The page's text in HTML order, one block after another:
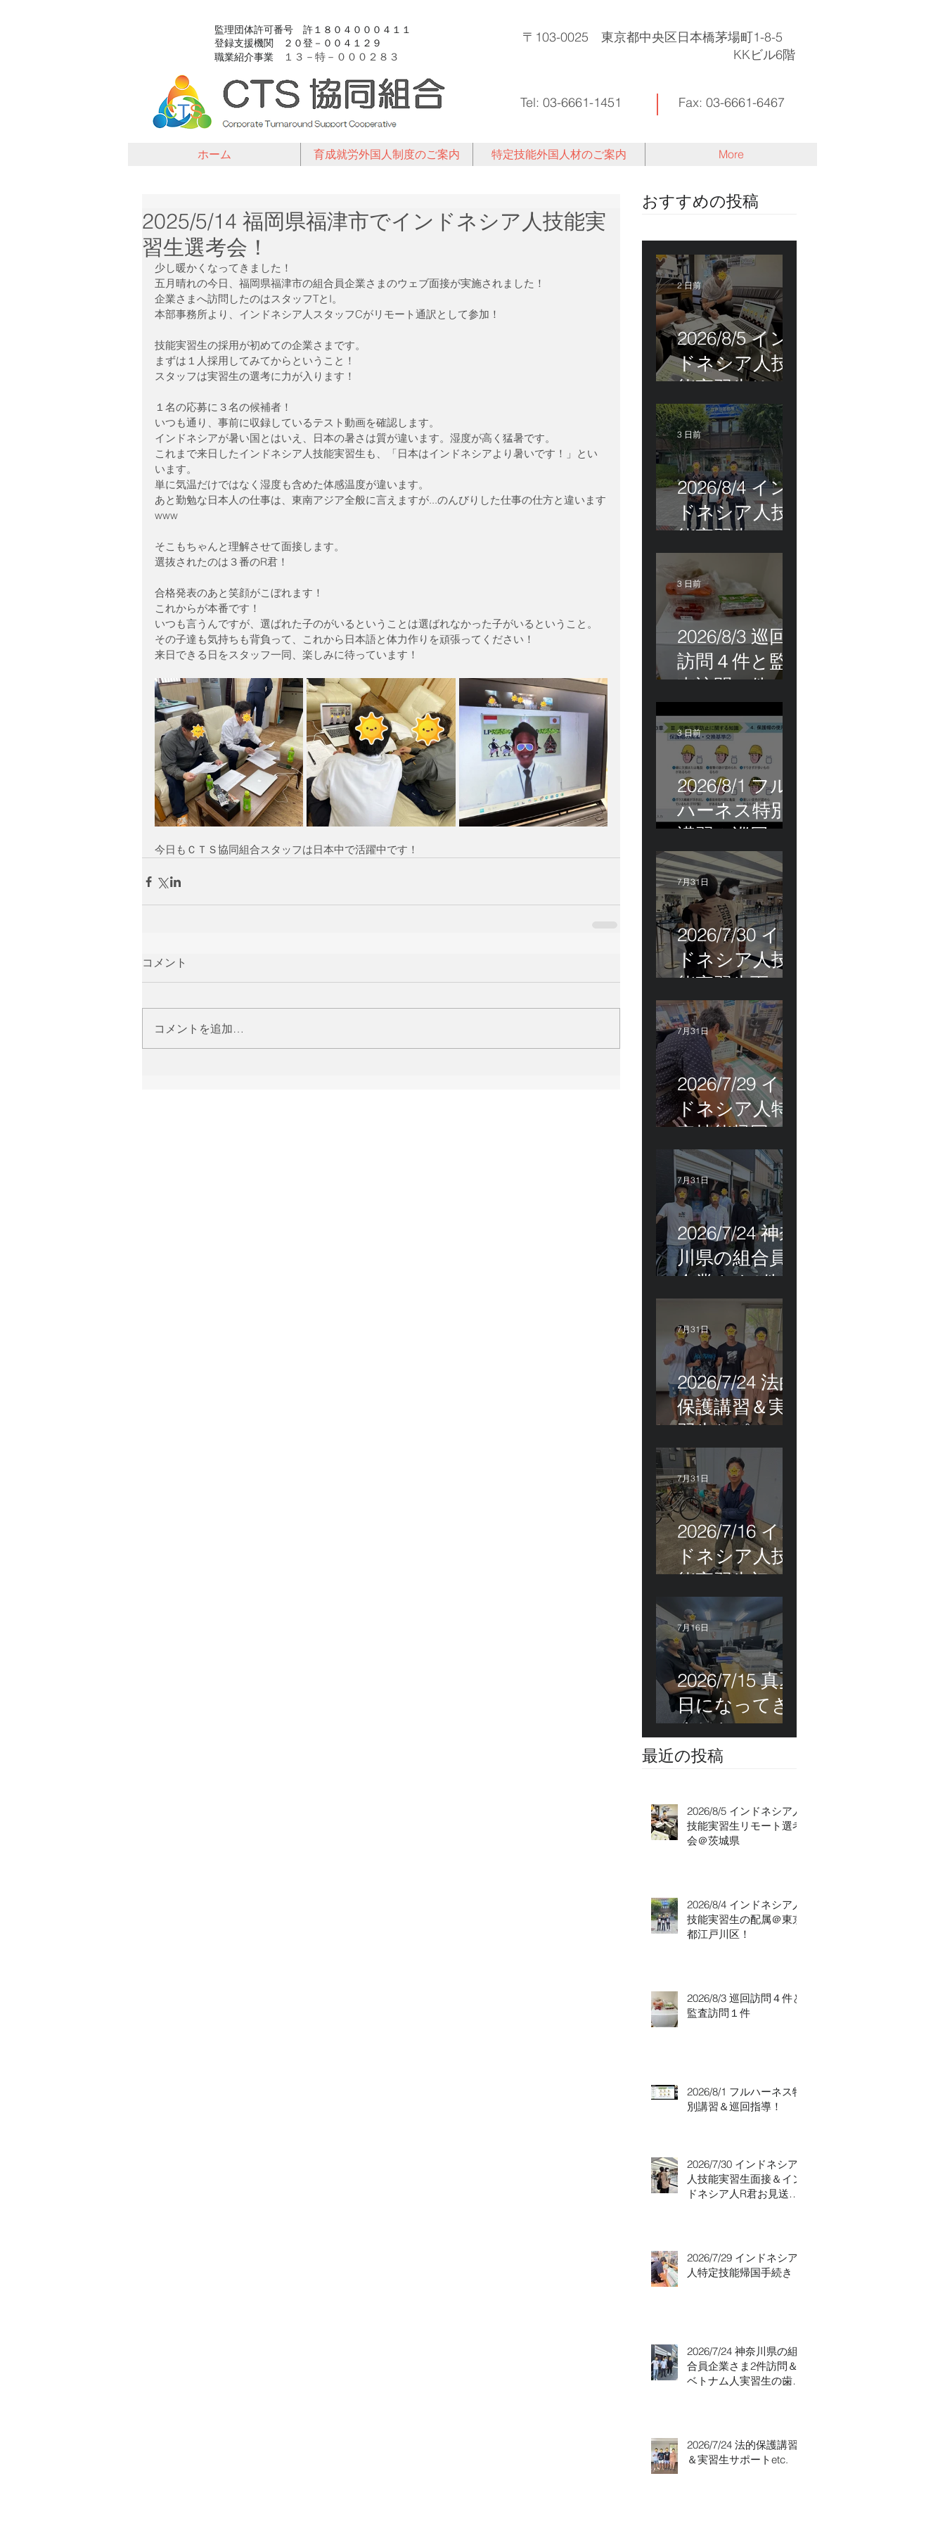
​監理団体許可番号 許１８０４０００４１１
​登録支援機関 ２０登－００４１２９
​職業紹介事業
１３－特－ ０００２８３
〒103-0025 東京都中央区日本橋茅場町1-8-5
KKビル6階
Tel: 03-6661-1451 Fax: 03-6661-6467
ホーム 育成就労外国人制度のご案内 特定技能外国人材のご案内 More
2025/5/14 福岡県福津市でインドネシア人技能実
習生選考会！
少し暖かくなってきました！
五月晴れの今日、福岡県福津市の組合員企業さまのウェブ面接が実施されました！
企業さまへ訪問したのはスタッフTとI。
本部事務所より、インドネシア人スタッフCがリモート通訳として参加！
技能実習生の採用が初めての企業さまです。
まずは１人採用してみてからということ！
スタッフは実習生の選考に力が入ります！
１名の応募に３名の候補者！
いつも通り、事前に収録しているテスト動画を確認します。
インドネシアが暑い国とはいえ、日本の暑さは質が違います。湿度が高く猛暑です。
これまで来日したインドネシア人技能実習生も、「日本はインドネシアより暑いです！」とい
います。
単に気温だけではなく湿度も含めた体感温度が違います。
あと勤勉な日本人の仕事は、東南アジア全般に言えますが...のんびりした仕事の仕方と違います
www
そこもちゃんと理解させて面接します。
選抜されたのは３番のR君！
合格発表のあと笑顔がこぼれます！
これからが本番です！
いつも言うんですが、選ばれた子のがいるということは選ばれなかった子がいるということ。
その子達も気持ちも背負って、これから日本語と体力作りを頑張ってください！
来日できる日をスタッフ一同、楽しみに待っています！
今日もＣＴＳ協同組合スタッフは日本中で活躍中です！
コメント
コメントを追加…
​おすすめの投稿
2026/8/5 イン
ドネシア人技
能実習生リモ
ート選考会＠
茨城県
2 日前
2026/8/4 イン
ドネシア人技
能実習生の配
戸川区！
3 日前
2026/8/3 巡回
訪問４件と監
査訪問１件
3 日前
2026/8/1 フル
ハーネス特別
講習＆巡回指
導！
3 日前
2026/7/30 イン
ドネシア人技
能実習生面接
＆インドネシ
ア人R君お見送
り！
7月31日
2026/7/29 イン
ドネシア人特
定技能帰国手
続き！
7月31日
2026/7/24 神奈
川県の組合員
企業さま2件訪
問＆ベトナム
人実習生の歯
科随行
7月31日
2026/7/24 法的
保護講習＆実
習生サポート
etc.
7月31日
2026/7/16 イン
ドネシア人技
能実習生初級
技能検定＠福
岡
7月31日
2026/7/15 真夏
日になってき
ました！ＣＴ
Ｓの監理日報w
7月16日
最近の投稿
2026/8/5 インドネシア人
技能実習生リモート選考
会＠茨城県
2026/8/4 インドネシア人
技能実習生の配属＠東京
都江戸川区！
2026/8/3 巡回訪問４件と
監査訪問１件
2026/8/1 フルハーネス特
別講習＆巡回指導！
2026/7/30 インドネシア
人技能実習生面接＆イン
ドネシア人R君お見送
2026/7/29 インドネシア
人特定技能帰国手続き！
2026/7/24 神奈川県の組
合員企業さま2件訪問＆
ベトナム人実習生の歯科
2026/7/24 法的保護講習
＆実習生サポートetc.